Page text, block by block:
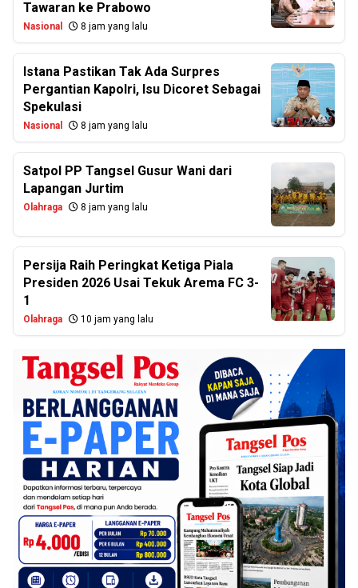
Tawaran ke Prabowo
Nasional 8 jam yang lalu
Istana Pastikan Tak Ada Surpres
Pergantian Kapolri, Isu Dicoret Sebagai
Spekulasi
Nasional 8 jam yang lalu
Satpol PP Tangsel Gusur Wani dari
Lapangan Jurtim
Olahraga 8 jam yang lalu
Persija Raih Peringkat Ketiga Piala
Presiden 2026 Usai Tekuk Arema FC 3-
1
Olahraga 10 jam yang lalu